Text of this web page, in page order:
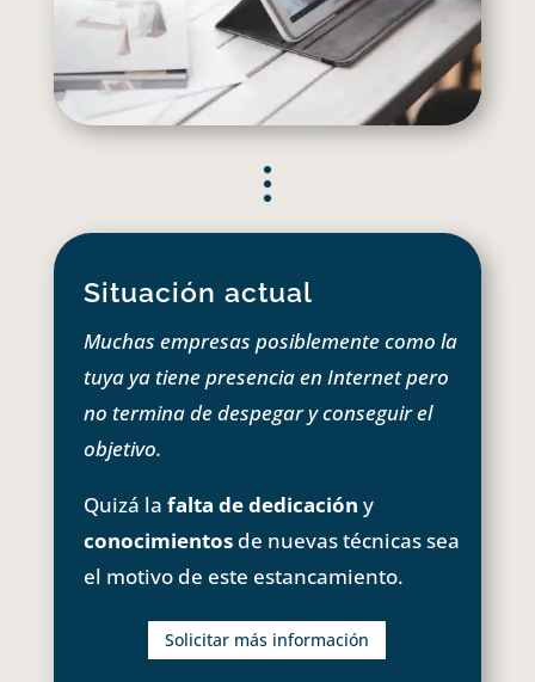
Situación actual
Muchas empresas posiblemente como la
tuya ya tiene presencia en Internet pero
no termina de despegar y conseguir el
objetivo.
Quizá la falta de dedicación y
conocimientosde nuevas técnicas sea
el motivo de este estancamiento.
Solicitar más información